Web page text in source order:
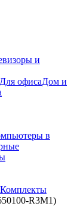
и
Для офисаДом и
в
Комплекты
R3M1)